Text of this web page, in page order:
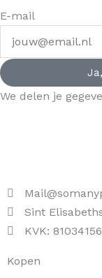
E-mail
We delen je
Sint
KVK:
Kopen